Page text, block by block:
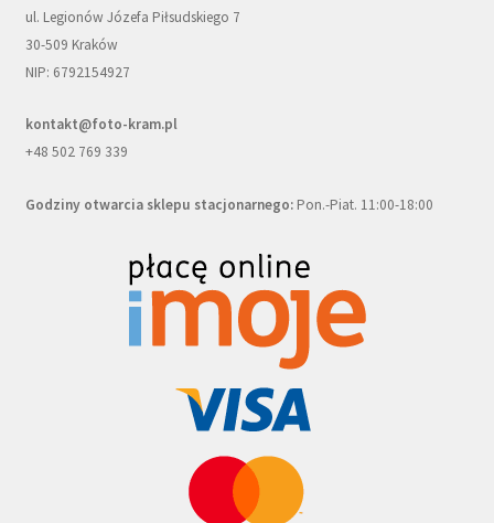
ul. Legionów Józefa Piłsudskiego 7
30-509 Kraków
NIP: 6792154927
kontakt@foto-kram.pl
+48 502 769 339
Godziny otwarcia sklepu stacjonarnego:Pon.-Piat. 11:00-18:00